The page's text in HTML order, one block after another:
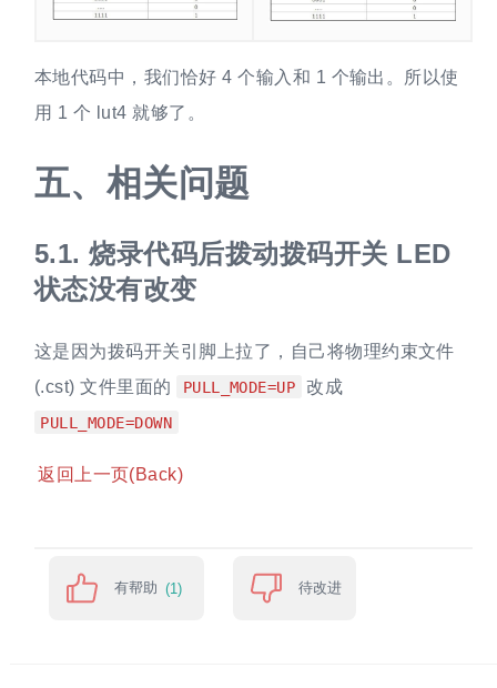
本地代码中，我们恰好 4 个输入和 1 个输出。所以使
用 1 个 lut4 就够了。
五、 相关问题
5.1.烧录代码后拨动拨码开关 LED
状态没有改变
这是因为拨码开关引脚上拉了，自己将物理约束文件
(.cst) 文件里面的
PULL_MODE=UP 改成
PULL_MODE=DOWN
返回上一页(Back)
有帮助 (1) 待改进